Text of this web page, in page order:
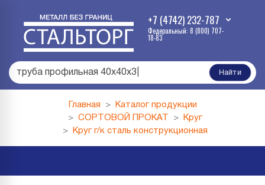
+7 (4742) 232-787
Федеральный: 8 (800) 707-
18-83
труба профильная 40х40х3 Найти
Главная
Каталог продукции
СОРТОВОЙ ПРОКАТ
Круг
Круг г/к сталь конструкционная